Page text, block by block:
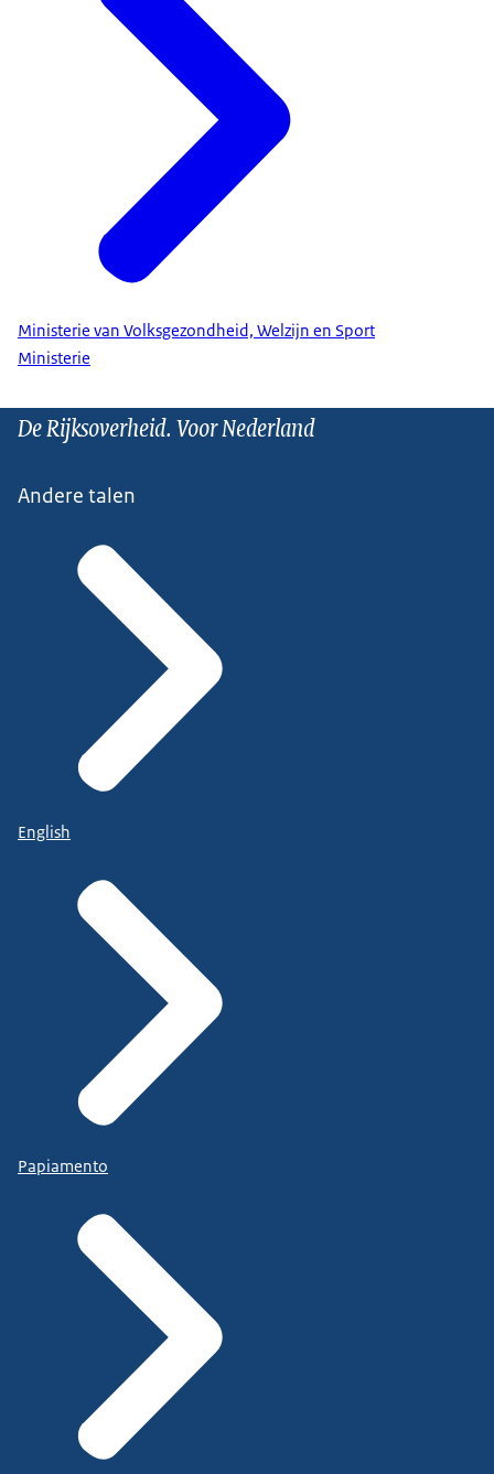
Ministerie van Volksgezondheid, Welzijn en Sport
Ministerie
De Rijksoverheid. Voor Nederland
Andere talen
English
Papiamento